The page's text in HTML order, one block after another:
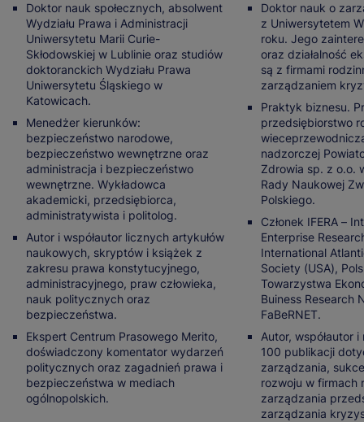
Doktor nauk społecznych, absolwent
Wydziału Prawa i Administracji
Uniwersytetu Marii Curie-
Skłodowskiej w Lublinie oraz studiów
doktoranckich Wydziału Prawa
Uniwersytetu Śląskiego w
Katowicach.
Menedżer kierunków:
bezpieczeństwo narodowe,
bezpieczeństwo wewnętrzne oraz
administracja i bezpieczeństwo
wewnętrzne. Wykładowca
akademicki, przedsiębiorca,
administratywista i politolog.
Autor i współautor licznych artykułów
naukowych, skryptów i książek z
zakresu prawa konstytucyjnego,
administracyjnego, praw człowieka,
nauk politycznych oraz
bezpieczeństwa.
Ekspert Centrum Prasowego Merito,
doświadczony komentator wydarzeń
politycznych oraz zagadnień prawa i
bezpieczeństwa w mediach
ogólnopolskich.
Doktor nauk o
z Uniwersytetem
roku. Jego
oraz działalność
są z firmami
zarządzaniem
Praktyk biznesu.
przedsiębiorstwo
nadzorczej
Zdrowia sp. z o.o.
Rady Naukowej
Polskiego.
Członek IFERA –
Enterprise
International
Society (USA),
Towarzystwa
Buiness Research
FaBeRNET.
Autor, współautor
100 publikacji
zarządzania,
rozwoju w firmach
zarządzania
zarządzania